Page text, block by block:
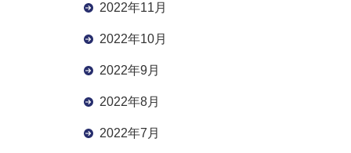
2022年11月
2022年10月
2022年9月
2022年8月
2022年7月